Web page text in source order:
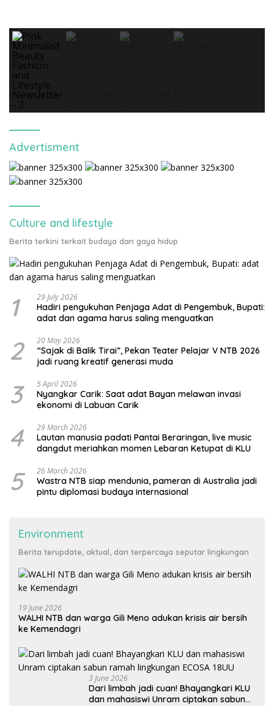
Advertisment
Culture and lifestyle
Berita terkini terkait budaya dan gaya hidup
1 29 July 2026
Hadiri pengukuhan Penjaga Adat di Pengembuk, Bupati:
adat dan agama harus saling menguatkan
2 20 May 2026
“Sajak di Balik Tirai”, Pekan Teater Pelajar V NTB 2026
jadi ruang kreatif generasi muda
3 5 April 2026
Nyangkar Carik: Saat adat Bayan melawan invasi
ekonomi di Labuan Carik
4 29 March 2026
Lautan manusia padati Pantai Beraringan, live music
dangdut meriahkan momen Lebaran Ketupat di KLU
5 26 March 2026
Wastra NTB siap mendunia, pameran di Australia jadi
pintu diplomasi budaya internasional
Environment
Berita terupdate, aktual, dan terpercaya seputar lingkungan
19 June 2026
WALHI NTB dan warga Gili Meno adukan krisis air bersih
ke Kemendagri
3 June 2026
Dari limbah jadi cuan! Bhayangkari KLU
dan mahasiswi Unram ciptakan sabun